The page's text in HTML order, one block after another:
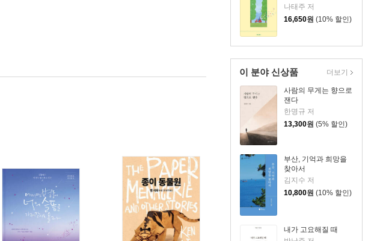
나태주 저
16,650원 (10% 할인)
이 분야 신상품
사람의 무게는 향으로
잰다
한명규 저
13,300원 (5% 할인)
부산, 기억과 희망을
찾아서
김지수 저
10,800원 (10% 할인)
내가 고요해질 때
더보기